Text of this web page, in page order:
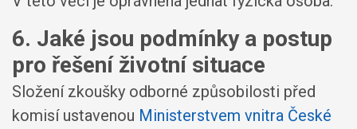
6. Jaké jsou podmínky a postup
pro řešení životní situace
Složení zkoušky odborné způsobilosti před
komisí ustavenou Ministerstvem vnitra České